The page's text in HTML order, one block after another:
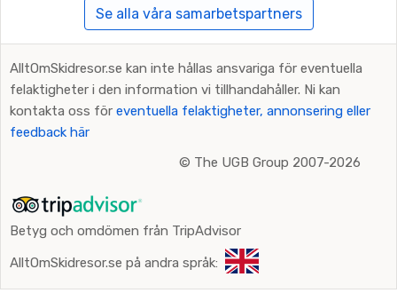
Se alla våra samarbetspartners
AlltOmSkidresor.se kan inte hållas ansvariga för eventuella
felaktigheter i den information vi tillhandahåller. Ni kan
kontakta oss för eventuella felaktigheter, annonsering eller
feedback här
© The UGB Group 2007-2026
Betyg och omdömen från TripAdvisor
AlltOmSkidresor.se på andra språk: